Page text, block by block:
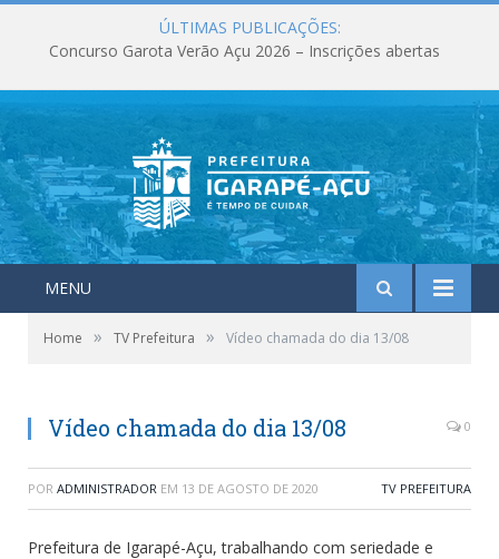
ÚLTIMAS PUBLICAÇÕES:
Concurso Garota Verão Açu 2026 – Inscrições abertas
MENU
Home » TV Prefeitura » Vídeo chamada do dia 13/08
Vídeo chamada do dia 13/08 0
POR ADMINISTRADOR EM 13 DE AGOSTO DE 2020 TV PREFEITURA
Prefeitura de Igarapé-Açu, trabalhando com seriedade e